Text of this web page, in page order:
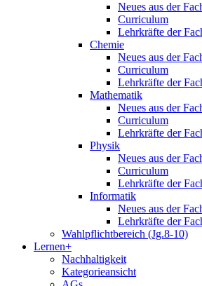
Neues aus der
Curriculum
Lehrkräfte der
Chemie
Neues aus der
Curriculum
Lehrkräfte der
Mathematik
Neues aus der
Curriculum
Lehrkräfte der
Physik
Neues aus der
Curriculum
Lehrkräfte der
Informatik
Neues aus der
Lehrkräfte der
Wahlpflichtbereich (Jg.8-10)
Lernen+
Nachhaltigkeit
Kategorieansicht